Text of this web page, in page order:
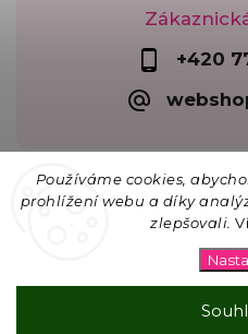
Používáme cookies,
prohlížení webu a díky
zlepšovali.
+420
Upravit
Shoptet